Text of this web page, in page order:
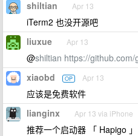
shiltian Apr 13
iTerm2 也没开源吧
liuxue Apr 13
@shiltian https://
xiaobd OP Apr 13
应该是免费软件
lianginx Apr 13 via iPhone
推荐一个启动器 「 Hapigo